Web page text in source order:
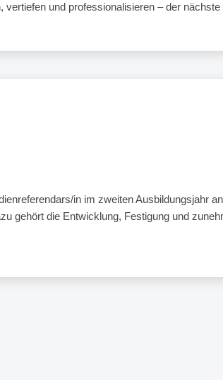
vertiefen und professionalisieren – der
in im zweiten Ausbildungsjahr
gehört die Entwicklung, Festigung und